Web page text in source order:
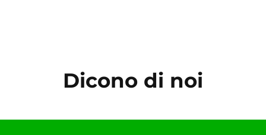
Dicono di noi